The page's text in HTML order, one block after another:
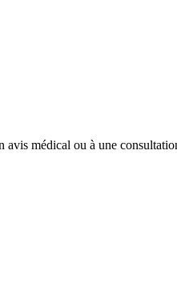
médical ou à une